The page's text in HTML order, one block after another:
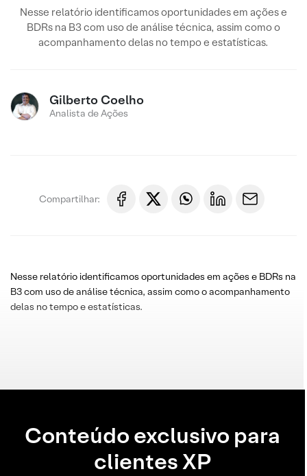
Nesse relatório identificamos oportunidades em ações e
BDRs na B3 com uso de análise técnica, assim como o
acompanhamento delas no tempo e estatísticas.
Gilberto Coelho
Analista de Ações
Compartilhar:
Nesse relatório identificamos oportunidades em ações e BDRs na
B3 com uso de análise técnica, assim como o acompanhamento
delas no tempo e estatísticas.
Conteúdo exclusivo para
clientes XP